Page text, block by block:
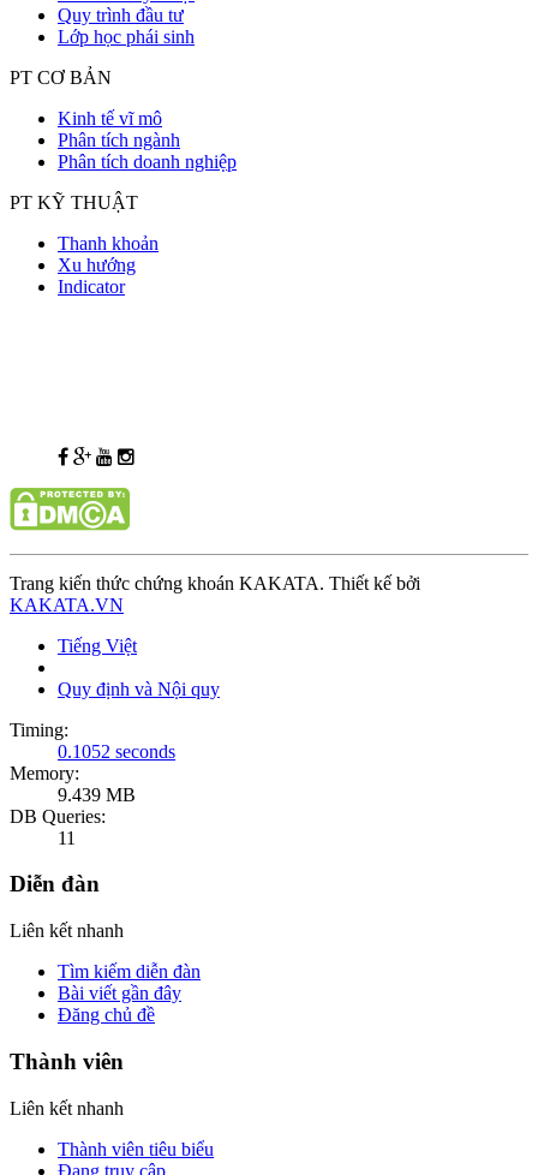
Quy trình đầu tư
Lớp học phái sinh
PT CƠ BẢN
Kinh tế vĩ mô
Phân tích ngành
Phân tích doanh nghiệp
PT KỸ THUẬT
Thanh khoản
Xu hướng
Indicator
Trang kiến thức chứng khoán KAKATA. Thiết kế bởi
KAKATA.VN
Tiếng Việt
Quy định và Nội quy
Timing:
0.1052 seconds
Memory:
9.439 MB
DB Queries:
11
Diễn đàn
Liên kết nhanh
Tìm kiếm diễn đàn
Bài viết gần đây
Đăng chủ đề
Thành viên
Liên kết nhanh
Thành viên tiêu biểu
Đang truy cập